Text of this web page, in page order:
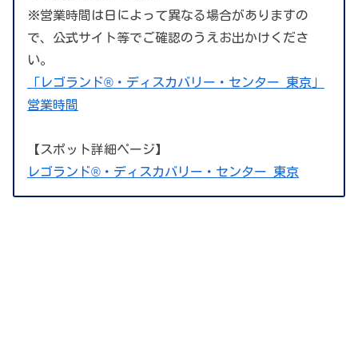
※営業時間は日によって異なる場合がありますの
で、公式サイト等でご確認のうえお出かけくださ
い。
「レゴランド®・ディスカバリー・センター 東京」
営業時間
【スポット詳細ページ】
レゴランド®・ディスカバリー・センター 東京